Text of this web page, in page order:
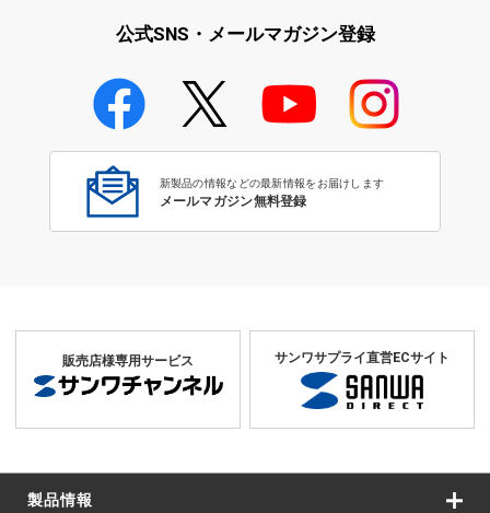
学校教育のICT環境整備特集
公式SNS・メールマガジン登録
新製品の情報などの最新情報をお届けします
メールマガジン無料登録
販売店様専用サービス サンワサプライ直営ECサイト
製品情報